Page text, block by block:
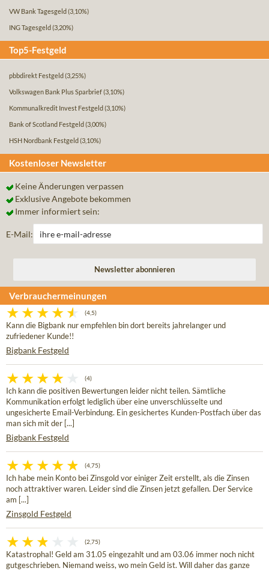
VW Bank Tagesgeld (3,10%)
ING Tagesgeld (3,20%)
Top5-Festgeld
pbbdirekt Festgeld (3,25%)
Volkswagen Bank Plus Sparbrief(3,10%)
Kommunalkredit Invest Festgeld (3,10%)
Bank of Scotland Festgeld (3,00%)
HSH Nordbank Festgeld (3,10%)
Kostenloser Newsletter
Keine Änderungen verpassen
Exklusive Angebote bekommen
Immer informiert sein:
E-Mail:
Verbrauchermeinungen
(4,5)
Kann die Bigbank nur empfehlen bin dort bereits jahrelanger und
zufriedener Kunde!!
Bigbank Festgeld
(4)
Ich kann die positiven Bewertungen leider nicht teilen. Sämtliche
Kommunikation erfolgt lediglich über eine unverschlüsselte und
ungesicherte Email-Verbindung. Ein gesichertes Kunden-Postfach über das
man sich mit der [...]
Bigbank Festgeld
(4,75)
Ich habe mein Konto bei Zinsgold vor einiger Zeit erstellt, als die Zinsen
noch attraktiver waren. Leider sind die Zinsen jetzt gefallen. Der Service
am [...]
Zinsgold Festgeld
(2,75)
Katastrophal! Geld am 31.05 eingezahlt und am 03.06 immer noch nicht
gutgeschrieben. Niemand weiss, wo mein Geld ist. Will daher das ganze